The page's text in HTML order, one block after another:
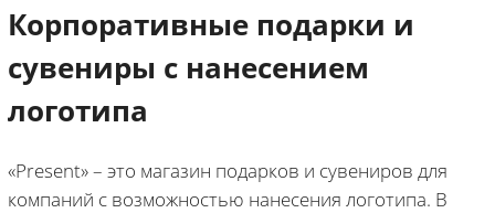
Корпоративные подарки и
сувениры с нанесением
логотипа
«Present» – это магазин подарков и сувениров для
компаний с возможностью нанесения логотипа. В